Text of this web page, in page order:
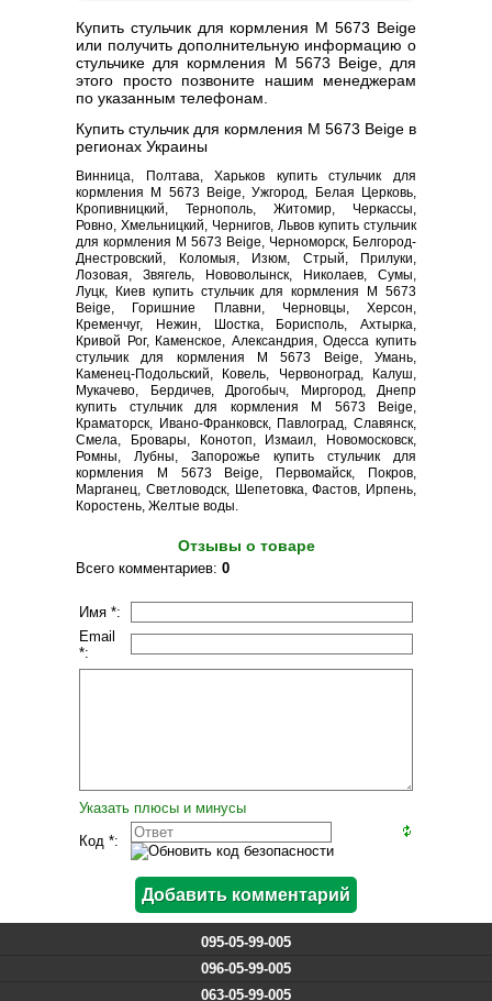
Купить стульчик для кормления M 5673 Beige
или получить дополнительную информацию о
стульчике для кормления M 5673 Beige, для
этого просто позвоните нашим менеджерам
по указанным телефонам.
Купить стульчик для кормления M 5673 Beige в
регионах Украины
Винница, Полтава, Харьков купить стульчик для
кормления M 5673 Beige, Ужгород, Белая Церковь,
Кропивницкий, Тернополь, Житомир, Черкассы,
Ровно, Хмельницкий, Чернигов, Львов купить стульчик
для кормления M 5673 Beige, Черноморск, Белгород-
Днестровский, Коломыя, Изюм, Стрый, Прилуки,
Лозовая, Звягель, Нововолынск, Николаев, Сумы,
Луцк, Киев купить стульчик для кормления M 5673
Beige, Горишние Плавни, Черновцы, Херсон,
Кременчуг, Нежин, Шостка, Борисполь, Ахтырка,
Кривой Рог, Каменское, Александрия, Одесса купить
стульчик для кормления M 5673 Beige, Умань,
Каменец-Подольский, Ковель, Червоноград, Калуш,
Мукачево, Бердичев, Дрогобыч, Миргород, Днепр
купить стульчик для кормления M 5673 Beige,
Краматорск, Ивано-Франковск, Павлоград, Славянск,
Смела, Бровары, Конотоп, Измаил, Новомосковск,
Ромны, Лубны, Запорожье купить стульчик для
кормления M 5673 Beige, Первомайск, Покров,
Марганец, Светловодск, Шепетовка, Фастов, Ирпень,
Коростень, Желтые воды.
Отзывы о товаре
Всего комментариев: 0
Имя *:
Email
*:
Указать плюсы и минусы
Код *:
095-05-99-005
096-05-99-005
063-05-99-005